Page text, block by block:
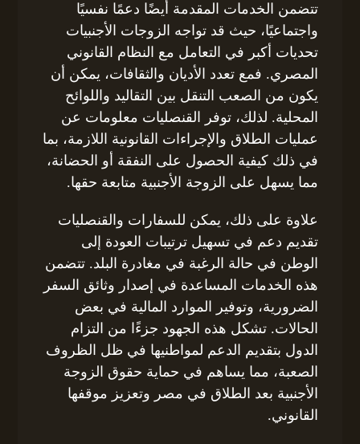
تتضمن الخدمات المقدمة أيضًا دعمًا نفسيًا
واجتماعيًا، حيث قد تواجه الزوجات الأجنبيات
تحديات أكبر في التعامل مع النظام القانوني
المصري. فمع تعدد الأديان والثقافات، يمكن أن
يكون من الصعب التنقل بين التقاليد واللوائح
المحلية. لذلك، توفر القنصليات معلومات عن
عمليات الطلاق والإجراءات القانونية اللازمة، بما
في ذلك كيفية الحصول على النفقة أو الحضانة،
مما يسهل على الزوجة الأجنبية متابعة حقها.
علاوة على ذلك، يمكن للسفارات والقنصليات
تقديم دعم في تسهيل ترتيبات العودة إلى
الوطن في حالة الرغبة في مغادرة البلد. تتضمن
هذه الخدمات المساعدة في إصدار وثائق السفر
الضرورية، وتوفير الموارد المالية في بعض
الحالات. تشكل هذه الجهود جزءًا من التزام
الدول بتقديم الدعم لمواطنيها في ظل الظروف
الصعبة، مما يساهم في حماية حقوق الزوجة
الأجنبية بعد الطلاق في مصر وتعزيز موقفها
القانوني.